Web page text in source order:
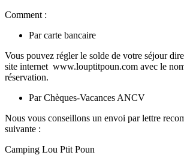
Comment :
Par carte bancaire
Vous pouvez régler le solde de votre séjour
site internet www.louptitpoun.com avec le
réservation.
Par Chèques-Vacances ANCV
Nous vous conseillons un envoi par lettre
suivante :
Camping Lou Ptit Poun